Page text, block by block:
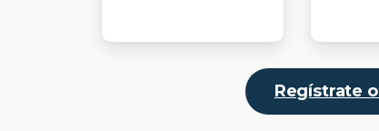
Regístrate